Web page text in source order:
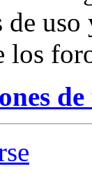
de
los
de